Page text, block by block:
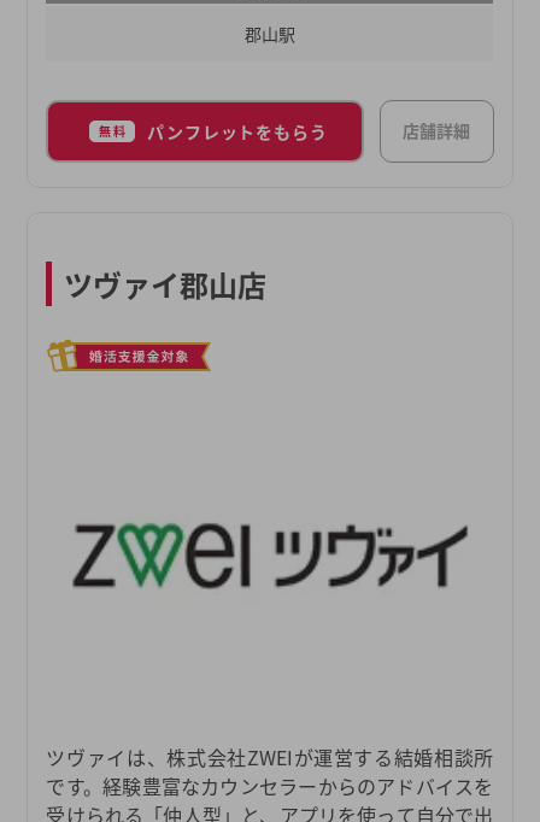
郡山駅
無料 パンフレットをもらう 店舗詳細
ツヴァイ郡山店
ツヴァイは、株式会社ZWEIが運営する結婚相談所
です。経験豊富なカウンセラーからのアドバイスを
受けられる「仲人型」と、アプリを使って自分で出